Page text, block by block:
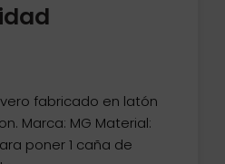
fabricado en latón
Marca: MG Material:
poner 1 caña de